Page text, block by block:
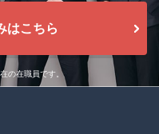
はこちら
の在職員です。